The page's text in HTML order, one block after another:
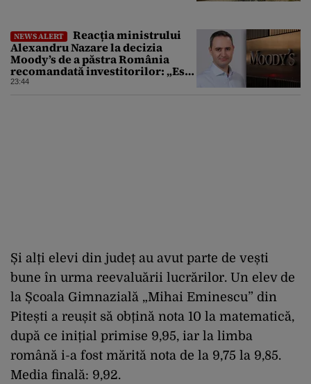
NEWS ALERT
Reacția ministrului
Alexandru Nazare la decizia
Moody’s de a păstra România
recomandată investitorilor: „Este
un răgaz, dar în niciun caz un
23:44
Și alți elevi din județ au avut parte de vești
bune în urma reevaluării lucrărilor. Un elev de
la Școala Gimnazială „Mihai Eminescu” din
Pitești a reușit să obțină nota 10 la matematică,
după ce inițial primise 9,95, iar la limba
română i-a fost mărită nota de la 9,75 la 9,85.
Media finală: 9,92.